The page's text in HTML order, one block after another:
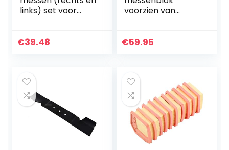
links) set voor
Viking Twin Cut + 2
€39.48
voorzien van
modern
scherpe…
€59.95